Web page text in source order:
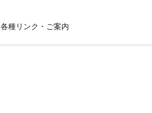
各種リンク・ご案内